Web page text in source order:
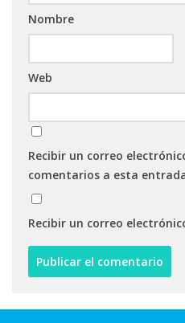
Nombre
Web
Recibir un correo
comentarios a esta
Recibir un correo